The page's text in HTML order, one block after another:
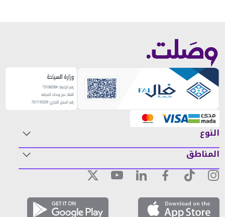
النوع
المناطق